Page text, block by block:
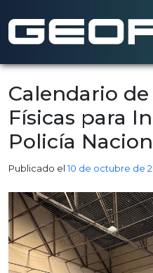
Saltar al contenido
Calendario
Físicas para
Policía
Publicado el10 de octubre de